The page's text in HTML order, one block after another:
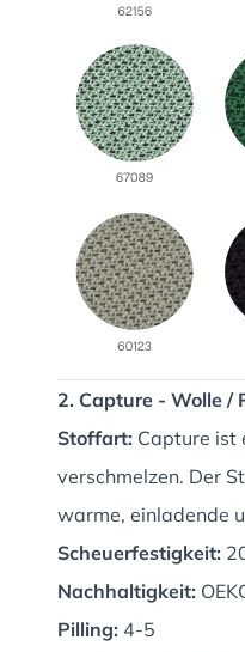
2. Capture - Wolle /
Stoffart: Capture ist
verschmelzen. Der
warme, einladende
Scheuerfestigkeit:
Nachhaltigkeit:
Pilling: 4-5